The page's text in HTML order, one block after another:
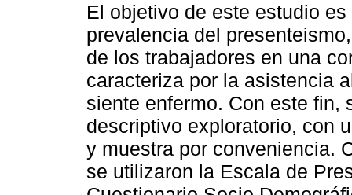
El objetivo de este estudio
prevalencia del
de los trabajadores en una
caracteriza por la asistencia
siente enfermo. Con este fin,
descriptivo exploratorio, con
y muestra por conveniencia.
se utilizaron la Escala de